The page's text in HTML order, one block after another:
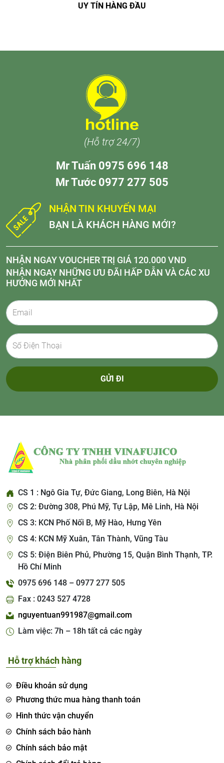
UY TÍN HÀNG ĐẦU
(Hỗ trợ 24/7)
Mr Tuấn 0975 696 148
Mr Tước 0977 277 505
NHẬN TIN KHUYẾN MẠI
BẠN LÀ KHÁCH HÀNG MỚI?
NHẬN NGAY VOUCHER TRỊ GIÁ 120.000 VND
NHẬN NGAY NHỮNG ƯU ĐÃI HẤP DẪN VÀ CÁC XU
HƯỚNG MỚI NHẤT
GỬI ĐI
CS 1 : Ngô Gia Tự, Đức Giang, Long Biên, Hà Nội
CS 2: Đường 308, Phú Mỹ, Tự Lập, Mê Linh, Hà Nội
CS 3: KCN Phố Nối B, Mỹ Hào, Hưng Yên
CS 4: KCN Mỹ Xuân, Tân Thành, Vũng Tàu
CS 5: Điện Biên Phủ, Phường 15, Quận Bình Thạnh, TP.
Hồ Chí Minh
0975 696 148 – 0977 277 505
Fax : 0243 527 4728
nguyentuan991987@gmail.com
Làm việc: 7h – 18h tất cả các ngày
Hỗ trợ khách hàng
Điều khoản sử dụng
Phương thức mua hàng thanh toán
Hình thức vận chuyển
Chính sách bảo hành
Chính sách bảo mật